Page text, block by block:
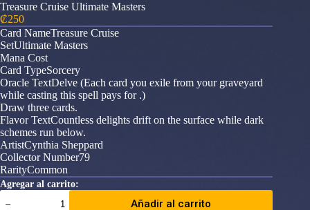
Treasure Cruise Ultimate Masters
₡250
Card NameTreasure Cruise
SetUltimate Masters
Mana Cost
Card TypeSorcery
Oracle TextDelve (Each card you exile from your graveyard
while casting this spell pays for .)
Draw three cards.
Flavor TextCountless delights drift on the surface while dark
schemes run below.
ArtistCynthia Sheppard
Collector Number79
RarityCommon
Agregar al carrito:
Treasure
Cruise
Añadir al carrito